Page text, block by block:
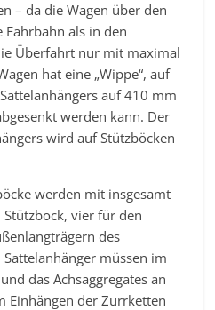
– da die Wagen über den
Fahrbahn als in den
Überfahrt nur mit maximal
hat eine „Wippe“, auf
auf 410 mm
werden kann. Der
wird auf Stützböcken
werden mit insgesamt
Stützbock, vier für den
des
müssen im
das Achsaggregates an
Einhängen der Zurrketten